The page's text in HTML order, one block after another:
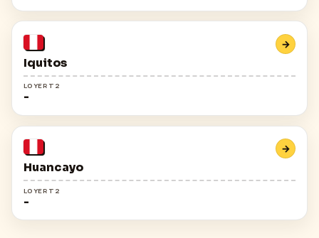
Iquitos
→
LOYER T2
-
Huancayo
→
LOYER T2
-